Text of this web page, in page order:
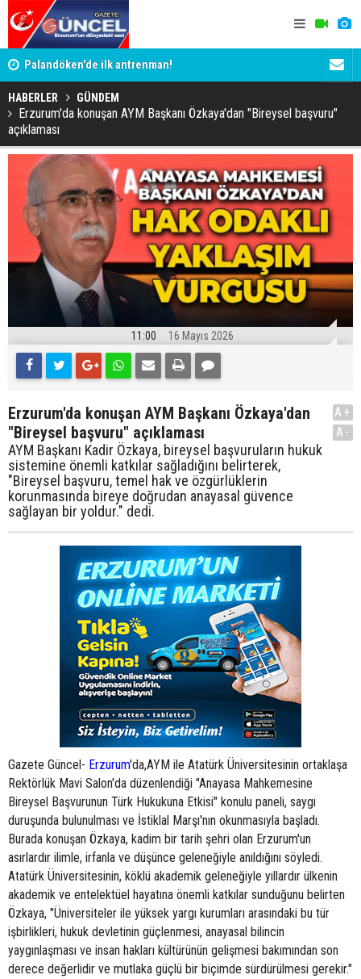
Palandöken'de ilk antrenman! Kaptan
HABERLER GÜNDEM
Erzurum'da konuşan AYM Başkanı Özkaya'dan "Bireysel başvuru"
açıklaması
11:00 16 Mayıs 2026
Erzurum'da konuşan AYM Başkanı Özkaya'dan
"Bireysel başvuru" açıklaması
AYM Başkanı Kadir Özkaya, bireysel başvuruların hukuk
sistemine önemli katkılar sağladığını belirterek,
"Bireysel başvuru, temel hak ve özgürlüklerin
korunmasında bireye doğrudan anayasal güvence
sağlayan bir yoldur." dedi.
A+
A-
Gazete Güncel- Erzurum'da,AYM ile Atatürk Üniversitesinin ortaklaşa
Rektörlük Mavi Salon'da düzenlendiği "Anayasa Mahkemesine
Bireysel Başvurunun Türk Hukukuna Etkisi" konulu paneli, saygı
duruşunda bulunulması ve İstiklal Marşı'nın okunmasıyla başladı.
Burada konuşan Özkaya, kadim bir tarih şehri olan Erzurum'un
asırlardır ilimle, irfanla ve düşünce geleneğiyle anıldığını söyledi.
Atatürk Üniversitesinin, köklü akademik geleneğiyle yıllardır ülkenin
akademik ve entelektüel hayatına önemli katkılar sunduğunu belirten
Özkaya, "Üniversiteler ile yüksek yargı kurumları arasındaki bu tür
işbirlikleri, hukuk devletinin güçlenmesi, anayasal bilincin
yaygınlaşması ve insan hakları kültürünün gelişmesi bakımından son
derece değerlidir ve mutlaka güçlü bir biçimde sürdürülmesi gerekir."